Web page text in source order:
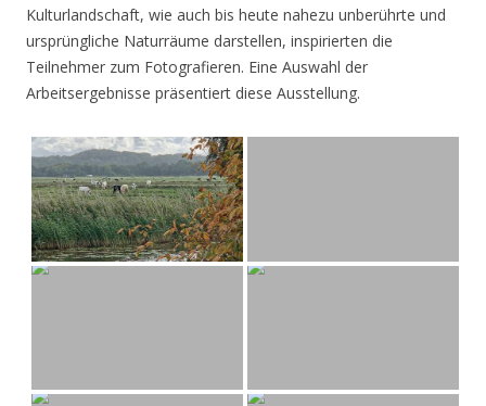
Kulturlandschaft, wie auch bis heute nahezu unberührte und
ursprüngliche Naturräume darstellen, inspirierten die
Teilnehmer zum Fotografieren. Eine Auswahl der
Arbeitsergebnisse präsentiert diese Ausstellung.